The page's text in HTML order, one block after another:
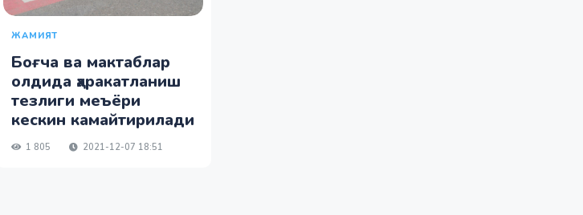
ЖАМИЯТ
Боғча ва мактаблар
олдида ҳаракатланиш
тезлиги меъёри
кескин камайтирилади
1 805 2021-12-07 18:51